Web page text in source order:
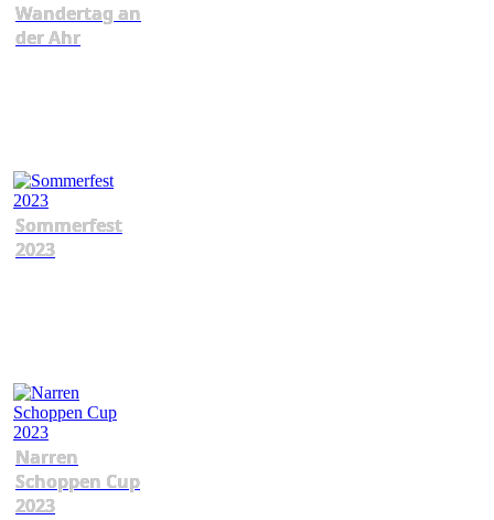
Wandertag an
der Ahr
Sommerfest
2023
Narren
Schoppen Cup
2023